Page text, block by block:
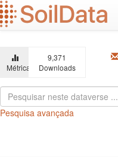
Ir
para
o
principal
Métricas
9,371
Downloads
Pesquisa avançada